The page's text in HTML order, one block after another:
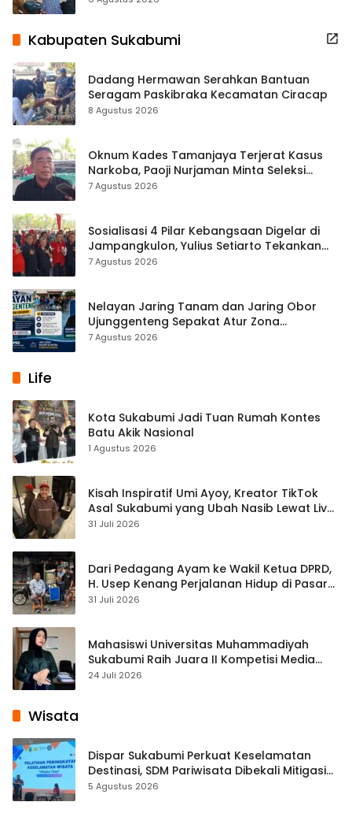
Kabupaten Sukabumi
Dadang Hermawan Serahkan Bantuan
Seragam Paskibraka Kecamatan Ciracap
8 Agustus 2026
Oknum Kades Tamanjaya Terjerat Kasus
Narkoba, Paoji Nurjaman Minta Seleksi
Calon Kades Diperketat
7 Agustus 2026
Sosialisasi 4 Pilar Kebangsaan Digelar di
Jampangkulon, Yulius Setiarto Tekankan
Pentingnya Persatuan
7 Agustus 2026
Nelayan Jaring Tanam dan Jaring Obor
Ujunggenteng Sepakat Atur Zona
Penangkapan
7 Agustus 2026
Life
Kota Sukabumi Jadi Tuan Rumah Kontes
Batu Akik Nasional
1 Agustus 2026
Kisah Inspiratif Umi Ayoy, Kreator TikTok
Asal Sukabumi yang Ubah Nasib Lewat Live
Streaming
31 Juli 2026
Dari Pedagang Ayam ke Wakil Ketua DPRD,
H. Usep Kenang Perjalanan Hidup di Pasar
Cisaat
31 Juli 2026
Mahasiswi Universitas Muhammadiyah
Sukabumi Raih Juara II Kompetisi Media
Pembelajaran Digital Tingkat Internasional
24 Juli 2026
Wisata
Dispar Sukabumi Perkuat Keselamatan
Destinasi, SDM Pariwisata Dibekali Mitigasi
hingga Teknik Evakuasi
5 Agustus 2026